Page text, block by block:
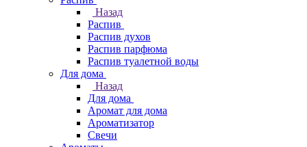
Назад
Распив
Распив духов
Распив парфюма
Распив туалетной воды
Для дома
Назад
Для дома
Аромат для дома
Ароматизатор
Свечи